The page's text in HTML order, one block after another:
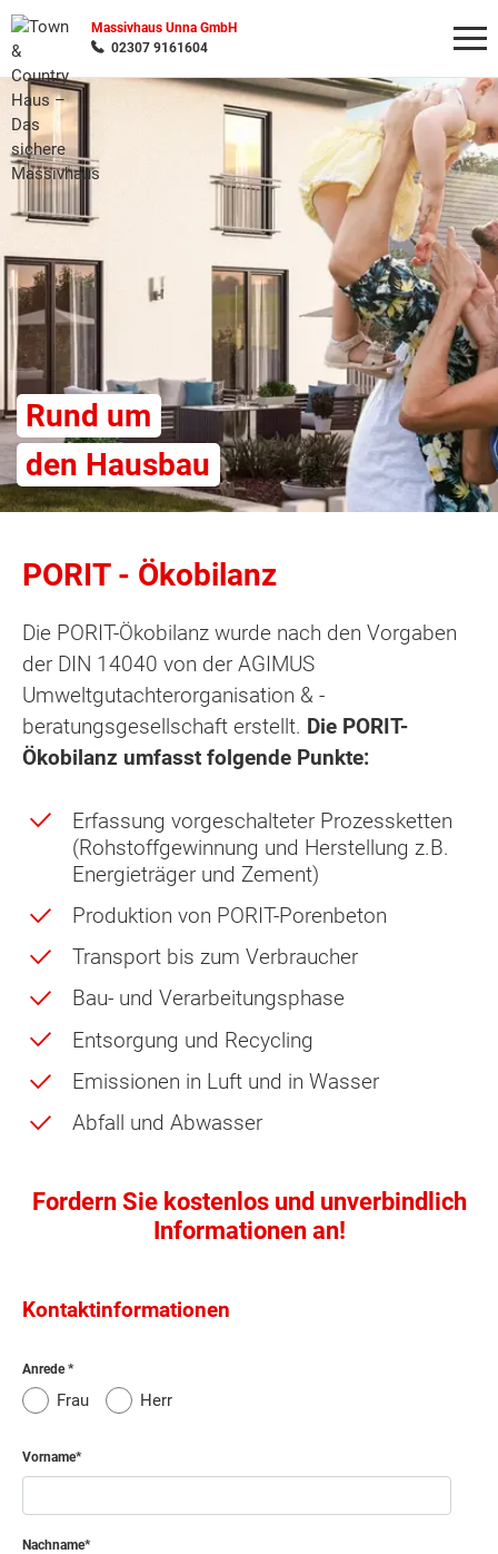
Massivhaus Unna GmbH
02307 9161604
Rund um
den Hausbau
PORIT - Ökobilanz
Die PORIT-Ökobilanz wurde nach den Vorgaben
der DIN 14040 von der AGIMUS
Umweltgutachterorganisation & -
beratungsgesellschaft erstellt. Die PORIT-
Ökobilanz umfasst folgende Punkte:
Erfassung vorgeschalteter Prozessketten
(Rohstoffgewinnung und Herstellung z.B.
Energieträger und Zement)
Produktion von PORIT-Porenbeton
Transport bis zum Verbraucher
Bau- und Verarbeitungsphase
Entsorgung und Recycling
Emissionen in Luft und in Wasser
Abfall und Abwasser
Fordern Sie kostenlos und unverbindlich
Informationen an!
Kontaktinformationen
Anrede
Frau Herr
Vorname
Nachname
Wonach möchten Sie suchen?